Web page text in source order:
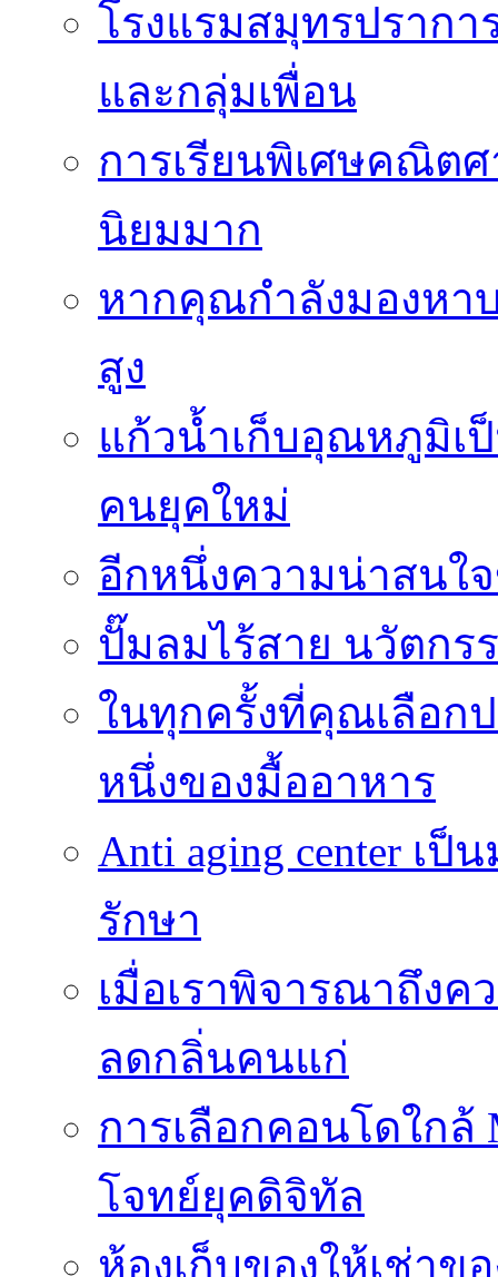
โรงแรมสมุทรปราก
และกลุ่มเพื่อน
การเรียนพิเศษคณิต
นิยมมาก
หากคุณกำลังมองหา
สูง
แก้วน้ำเก็บอุณหภูมิเ
คนยุคใหม่
อีกหนึ่งความน่าสนใ
ปั๊มลมไร้สาย นวัตก
ในทุกครั้งที่คุณเลือก
หนึ่งของมื้ออาหาร
Anti aging center เ
รักษา
เมื่อเราพิจารณาถึง
ลดกลิ่นคนแก่
การเลือกคอนโดใก
โจทย์ยุคดิจิทัล
ห้องเก็บของให้เช่าข